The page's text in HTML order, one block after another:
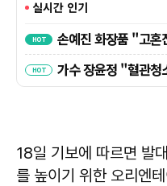
18일 기보에 따르면 발
를 높이기 위한 오리엔